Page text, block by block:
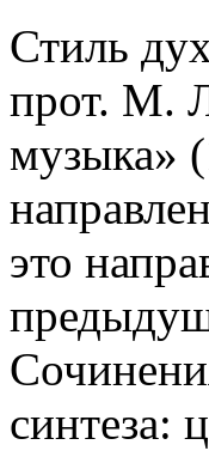
Стиль
прот. М.
музыка»
это
синтеза: